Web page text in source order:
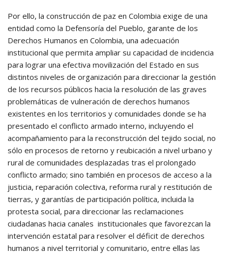
Por ello, la construcción de paz en Colombia exige de una
entidad como la Defensoría del Pueblo, garante de los
Derechos Humanos en Colombia, una adecuación
institucional que permita ampliar su capacidad de incidencia
para lograr una efectiva movilización del Estado en sus
distintos niveles de organización para direccionar la gestión
de los recursos públicos hacia la resolución de las graves
problemáticas de vulneración de derechos humanos
existentes en los territorios y comunidades donde se ha
presentado el conflicto armado interno, incluyendo el
acompañamiento para la reconstrucción del tejido social, no
sólo en procesos de retorno y reubicación a nivel urbano y
rural de comunidades desplazadas tras el prolongado
conflicto armado; sino también en procesos de acceso a la
justicia, reparación colectiva, reforma rural y restitución de
tierras, y garantías de participación política, incluida la
protesta social, para direccionar las reclamaciones
ciudadanas hacia canales institucionales que favorezcan la
intervención estatal para resolver el déficit de derechos
humanos a nivel territorial y comunitario, entre ellas las